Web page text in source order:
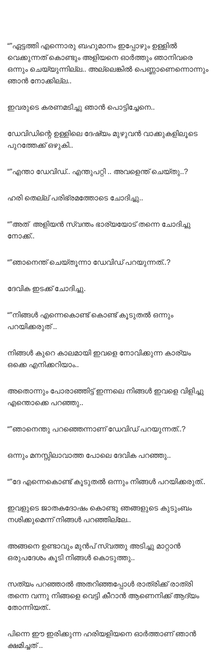
“”ഏട്ടത്തി എന്നൊരു ബഹുമാനം ഇപ്പോഴും ഉള്ളിൽ
വെക്കുന്നത് കൊണ്ടും അളിയനെ ഓർത്തും ഞാനിവരെ
ഒന്നും ചെയ്യുന്നില്ല.. അല്ലെങ്കിൽ പെണ്ണാണെന്നൊന്നും
ഞാൻ നോക്കില്ല..
ഇവരുടെ കരണമടിച്ചു ഞാൻ പൊട്ടിച്ചേനെ..
ഡേവിഡിന്റെ ഉള്ളിലെ ദേഷ്യം മുഴുവൻ വാക്കുകളിലൂടെ
പുറത്തേക്ക് ഒഴുകി..
“”എന്താ ഡേവിഡ്.. എന്തുപറ്റി .. അവളെന്ത് ചെയ്തു..?
ഹരി തെല്ല് പരിഭ്രമത്തോടെ ചോദിച്ചു..
“”അത് അളിയൻ സ്വന്തം ഭാര്യയോട് തന്നെ ചോദിച്ചു
നോക്ക്..
“”ഞാനെന്ത് ചെയ്തൂന്നാ ഡേവിഡ് പറയുന്നത്..?
ദേവിക ഇടക്ക് ചോദിച്ചു.
“”നിങ്ങൾ എന്നെകൊണ്ട് കൊണ്ട് കൂടുതൽ ഒന്നും
പറയിക്കരുത് ..
നിങ്ങൾ കുറെ കാലമായി ഇവളെ നോവിക്കുന്ന കാര്യം
ഒക്കെ എനിക്കറിയാം..
അതൊന്നും പോരാഞ്ഞിട്ട് ഇന്നലെ നിങ്ങൾ ഇവളെ വിളിച്ചു
എന്തൊക്കെ പറഞ്ഞു..
“”ഞാനെന്തു പറഞ്ഞെന്നാണ് ഡേവിഡ് പറയുന്നത്..?
ഒന്നും മനസ്സിലാവാത്ത പോലെ ദേവിക പറഞ്ഞു..
“”ദേ എന്നെകൊണ്ട് കൂടുതൽ ഒന്നും നിങ്ങൾ പറയിക്കരുത്..
ഇവളുടെ ജാതകദോഷം കൊണ്ടു ഞങ്ങളുടെ കുടുംബം
നശിക്കുമെന്ന് നിങ്ങൾ പറഞ്ഞില്ലേ..
അങ്ങനെ ഉണ്ടാവും മുൻപ് സ്വത്തു അടിച്ചു മാറ്റാൻ
ഒരുപദേശം കൂടി നിങ്ങൾ കൊടുത്തു..
സത്യം പറഞ്ഞാൽ അതറിഞ്ഞപ്പോൾ രാത്രിക്ക് രാത്രി
തന്നെ വന്നു നിങ്ങളെ വെട്ടി കീറാൻ ആണെനിക്ക് ആദ്യം
തോന്നിയത്..
പിന്നെ ഈ ഇരിക്കുന്ന ഹരിയളിയനെ ഓർത്താണ് ഞാൻ
ക്ഷമിച്ചത് ..